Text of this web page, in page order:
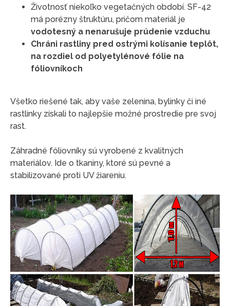
Životnosť niekoľko vegetačných období. SF-42
má porézny štruktúru, pričom materiál je
vodotesný a nenarušuje prúdenie vzduchu
Chráni rastliny pred ostrými kolísanie teplôt,
na rozdiel od polyetylénové fólie na
fóliovníkoch
Všetko riešené tak, aby vaše zelenina, bylinky či iné
rastlinky získali to najlepšie možné prostredie pre svoj
rast.
Záhradné fóliovníky sú vyrobené z kvalitných
materiálov. Ide o tkaniny, ktoré sú pevné a
stabilizované proti UV žiareniu.